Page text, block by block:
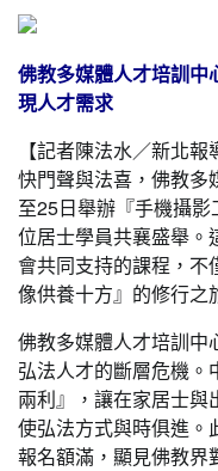
佛教多媒體人才培訓中
現人才需求
【記者陳法水／新北
快門聲與法喜，佛教多
至25日舉辦『手機攝
位居士學員共襄盛舉。
會共同支持的課程，不
像供養十方』的修行之
佛教多媒體人才培訓中
弘法人才的斷層危機
兩利』，讓在家居士與
使弘法方式與時俱進。
報名額滿，顯見佛教界